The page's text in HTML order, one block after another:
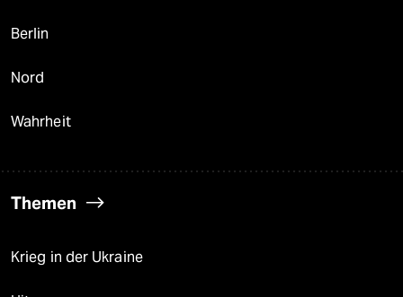
Berlin
Nord
Wahrheit
Themen
Krieg in der Ukraine